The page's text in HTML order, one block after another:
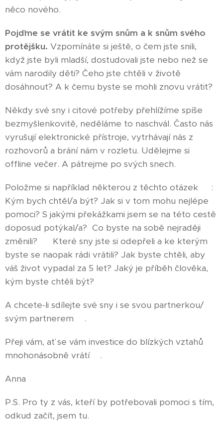
něco nového.
Pojďme se vrátit ke svým snům a k snům svého
protějšku. Vzpomínáte si ještě, o čem jste snili,
když jste byli mladší, dostudovali jste nebo než se
vám narodily děti? Čeho jste chtěli v životě
dosáhnout? A k čemu byste se mohli znovu vrátit?
Někdy své sny i citové potřeby přehlížíme spíše
bezmyšlenkovitě, neděláme to naschvál. Často nás
vyrušují elektronické přístroje, vytrhávají nás z
rozhovorů a brání nám v rozletu. Udělejme si
offline večer. A pátrejme po svých snech.
Položme si například některou z těchto otázek🤩 :
Kým bych chtěl/a být? Jak si v tom mohu nejlépe
pomoci? S jakými překážkami jsem se na této cestě
doposud potýkal/a? Co byste na sobě nejraději
změnili? 🤩 Které sny jste si odepřeli a ke kterým
byste se naopak rádi vrátili? Jak byste chtěli, aby
váš život vypadal za 5 let? Jaký je příběh člověka,
kým byste chtěli být?
A chcete-li sdílejte své sny i se svou partnerkou/
svým partnerem🥰.
Přeji vám, ať se vám investice do blízkých vztahů
mnohonásobně vrátí😇.
Anna
P.S. Pro ty z vás, kteří by potřebovali pomoci s tím,
odkud začít, jsem tu.